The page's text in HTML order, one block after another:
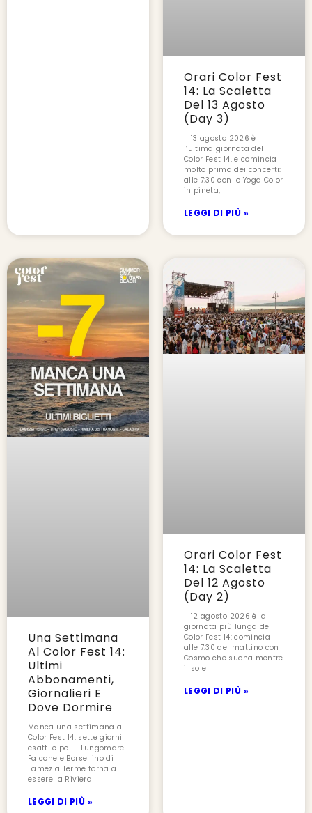
Orari Color Fest
14: La Scaletta
Del 13 Agosto
(Day 3)
Il 13 agosto 2026 è
l’ultima giornata del
Color Fest 14, e comincia
molto prima dei concerti:
alle 7:30 con lo Yoga Color
in pineta,
LEGGI DI PIÙ »
Una Settimana
Al Color Fest 14:
Ultimi
Abbonamenti,
Giornalieri E
Dove Dormire
Manca una settimana al
Color Fest 14: sette giorni
esatti e poi il Lungomare
Falcone e Borsellino di
Lamezia Terme torna a
essere la Riviera
LEGGI DI PIÙ »
Orari Color Fest
14: La Scaletta
Del 12 Agosto
(Day 2)
Il 12 agosto 2026 è la
giornata più lunga del
Color Fest 14: comincia
alle 7:30 del mattino con
Cosmo che suona mentre
il sole
LEGGI DI PIÙ »